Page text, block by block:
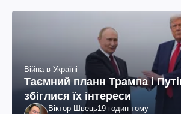
Війна в Україні
Таємний планн Трампа і
збіглися їх інтереси
Віктор Швець19 годин тому